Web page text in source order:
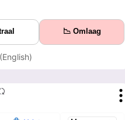
📉 Omlaag